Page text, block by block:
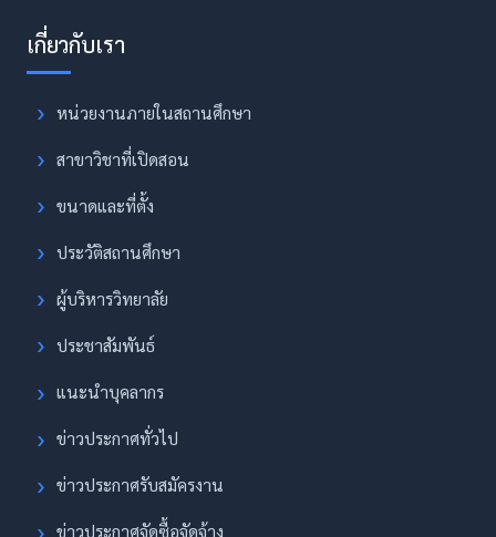
หน่วยงานภายในสถานศึกษา
สาขาวิชาที่เปิดสอน
ขนาดและที่ตั้ง
ประวัติสถานศึกษา
ผู้บริหารวิทยาลัย
ประชาสัมพันธ์
แนะนำบุคลากร
ข่าวประกาศทั่วไป
ข่าวประกาศรับสมัครงาน
ข่าวประกาศจัดซื้อจัดจ้าง